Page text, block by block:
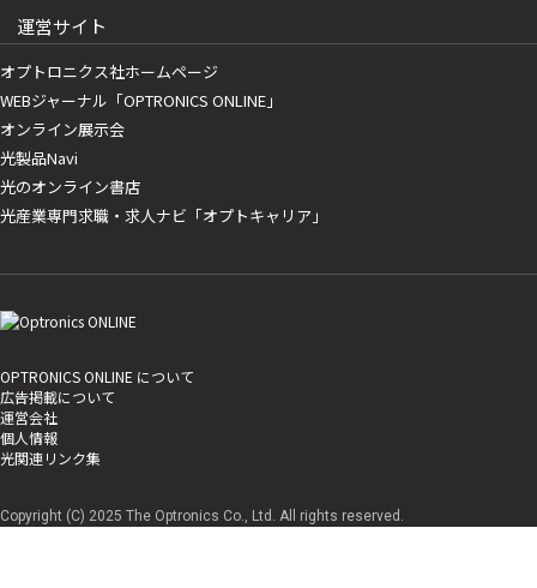
運営サイト
オプトロニクス社ホームページ
WEBジャーナル「OPTRONICS ONLINE」
オンライン展示会
光製品Navi
光のオンライン書店
光産業専門求職・求人ナビ「オプトキャリア」
OPTRONICS ONLINE について
広告掲載について
運営会社
個人情報
光関連リンク集
Copyright (C) 2025 The Optronics Co., Ltd. All rights reserved.